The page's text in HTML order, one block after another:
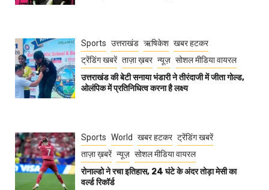
Sports उत्तराखंड ऋषिकेश खबर हटकर
ट्रेंडिंग खबरें ताज़ा ख़बर न्यूज़ सोशल मीडिया वायरल
उत्तराखंड की बेटी सनाया भंडारी ने तीरंदाजी में जीता गोल्ड,
ओलंपिक में प्रतिनिधित्व करना है लक्ष्य
Sports World खबर हटकर ट्रेंडिंग खबरें
ताज़ा ख़बरें न्यूज़ सोशल मीडिया वायरल
रोनाल्डो ने रचा इतिहास, 24 घंटे के अंदर तोड़ा मेसी का
वर्ल्ड रिकॉर्ड